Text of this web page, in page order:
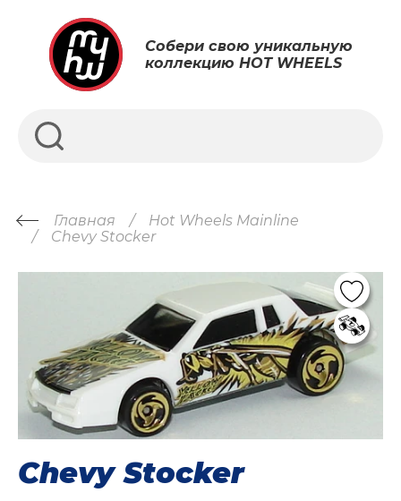
Собери свою уникальную
коллекцию HOT WHEELS
Главная
Hot Wheels Mainline
Chevy Stocker
Chevy Stocker